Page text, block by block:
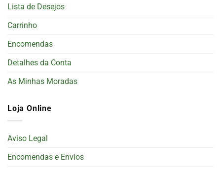
Lista de Desejos
Carrinho
Encomendas
Detalhes da Conta
As Minhas Moradas
Loja Online
Aviso Legal
Encomendas e Envios